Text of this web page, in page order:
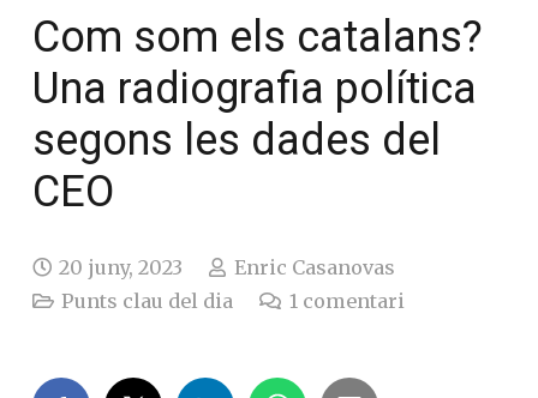
Com som els catalans?
Una radiografia política
segons les dades del
CEO
20 juny, 2023
Enric Casanovas
Punts clau del dia
1 comentari